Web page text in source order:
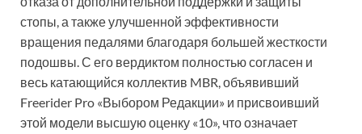
стопы, а также улучшенной эффективности
вращения педалями благодаря большей жесткости
подошвы. С его вердиктом полностью согласен и
весь катающийся коллектив MBR, объявивший
Freerider Pro «Выбором Редакции» и присвоивший
этой модели высшую оценку «10», что означает